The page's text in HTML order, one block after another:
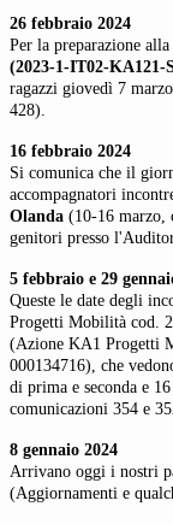
26 febbraio 2024
Per la preparazione
(2023-1-IT02-KA121-
ragazzi giovedì 7
428).
16 febbraio 2024
Si comunica che il
accompagnatori
Olanda (10-16 marzo,
genitori presso
5 febbraio e 29
Queste le date degli
Progetti Mobilità cod.
(Azione KA1 Progetti
000134716), che
di prima e seconda e
comunicazioni 354 e
8 gennaio 2024
Arrivano oggi i nostri
(Aggiornamenti e